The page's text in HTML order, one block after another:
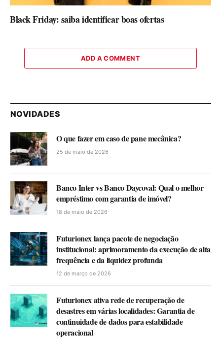
Black Friday: saiba identificar boas ofertas
ADD A COMMENT
NOVIDADES
O que fazer em caso de pane mecânica?
25 de maio de 2026
Banco Inter vs Banco Daycoval: Qual o melhor
empréstimo com garantia de imóvel?
18 de maio de 2026
Futurionex lança pacote de negociação
institucional: aprimoramento da execução de alta
frequência e da liquidez profunda
12 de março de 2026
Futurionex ativa rede de recuperação de
desastres em várias localidades: Garantia de
continuidade de dados para estabilidade
operacional